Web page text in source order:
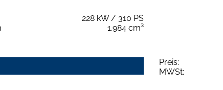
228 kW / 310 PS
1.984 cm³
Preis:
MWSt: